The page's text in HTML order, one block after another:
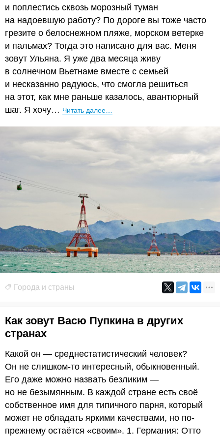
и поплестись сквозь морозный туман
на надоевшую работу? По дороге вы тоже часто
грезите о белоснежном пляже, морском ветерке
и пальмах? Тогда это написано для вас. Меня
зовут Ульяна. Я уже два месяца живу
в солнечном Вьетнаме вместе с семьей
и несказанно радуюсь, что смогла решиться
на этот, как мне раньше казалось, авантюрный
шаг. Я хочу… Читать далее…
Города и страны
Как зовут Васю Пупкина в других
странах
Какой он — среднестатистический человек?
Он не слишком-то интересный, обыкновенный.
Его даже можно назвать безликим —
но не безымянным. В каждой стране есть своё
собственное имя для типичного парня, который
может не обладать яркими качествами, но по-
прежнему остаётся «своим». 1. Германия: Отто